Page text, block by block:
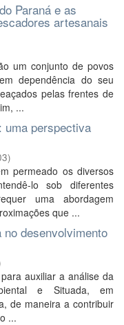
Paraná e as
artesanais
um conjunto de povos
dependência do seu
pelas frentes de
...
uma perspectiva
)
permeado os diversos
lo sob diferentes
uma abordagem
que ...
desenvolvimento
auxiliar a análise da
e Situada, em
de maneira a contribuir
...